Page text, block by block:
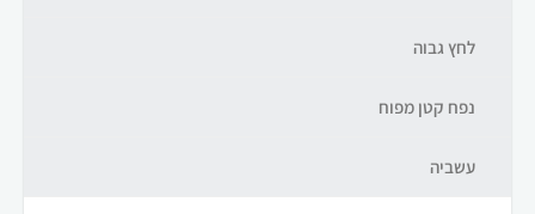
לחץ גבוה
נפח קטן מפוח
עשביה